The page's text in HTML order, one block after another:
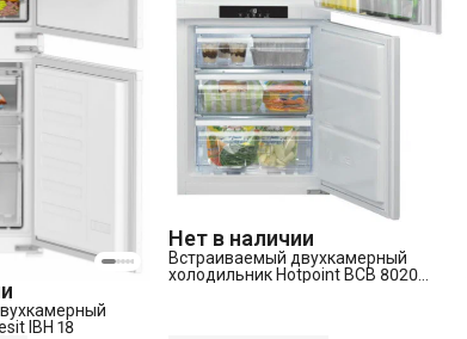
IBH 18
Нет в наличии
Встраиваемый двухкамерный
холодильник Hotpoint BCB 8020